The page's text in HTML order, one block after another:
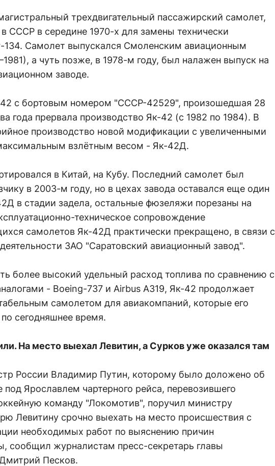
трехдвигательный пассажирский самолет,
СССР в середине 1970-х для замены технически
134. Самолет выпускался Смоленским авиационным
а чуть позже, в 1978-м году, был налажен выпуск на
заводе.
42 с бортовым номером "СССР-42529", произошедшая 28
года прервала производство Як-42 (с 1982 по 1984). В
производство новой модификации с увеличенными
взлётным весом - Як-42Д.
в Китай, на Кубу. Последний самолет был
в 2003-м году, но в цехах завода оставался еще один
в стадии задела, остальные фюзеляжи порезаны на
техническое сопровождение
самолетов Як-42Д практически прекращено, в связи с
ЗАО "Саратовский авиационный завод".
более высокий удельный расход топлива по сравнению с
- Boeing-737 и Airbus A319, Як-42 продолжает
самолетом для авиакомпаний, которые его
сегодняшнее время.
На место выехал Левитин, а Сурков уже оказался там
России Владимир Путин, которому было доложено об
под Ярославлем чартерного рейса, перевозившего
команду "Локомотив", поручил министру
Левитину срочно выехать на место происшествия с
необходимых работ по выяснению причин
сообщил журналистам пресс-секретарь главы
Песков.